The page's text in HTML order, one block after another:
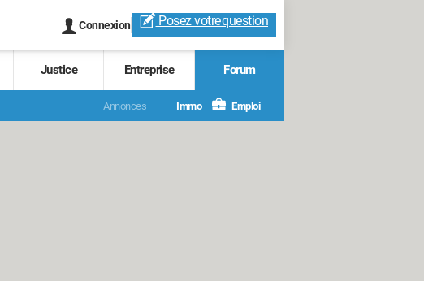
Connexion Posez votrequestion
Justice Entreprise Forum
Annonces Immo Emploi